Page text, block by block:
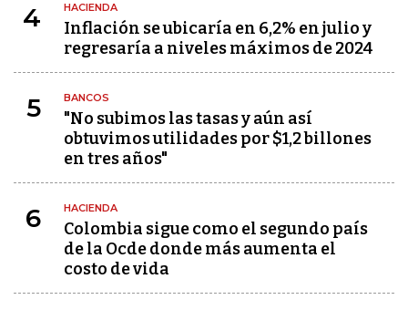
4 HACIENDA
Inflación se ubicaría en 6,2% en julio y
regresaría a niveles máximos de 2024
5 BANCOS
"No subimos las tasas y aún así
obtuvimos utilidades por $1,2 billones
en tres años"
6 HACIENDA
Colombia sigue como el segundo país
de la Ocde donde más aumenta el
costo de vida